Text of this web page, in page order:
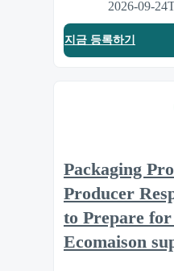
2026-09-
지금 등록하기
Packaging
Producer
to Prepare for
Ecomaison